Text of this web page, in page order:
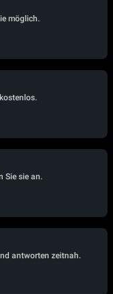
möglich.
Sie sie an.
antworten zeitnah.